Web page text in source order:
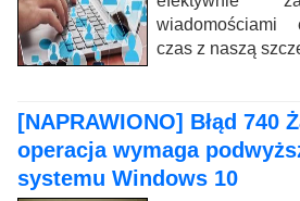
wiadomościami
czas z naszą
[NAPRAWIONO] Błąd 740
operacja wymaga
systemu Windows 10